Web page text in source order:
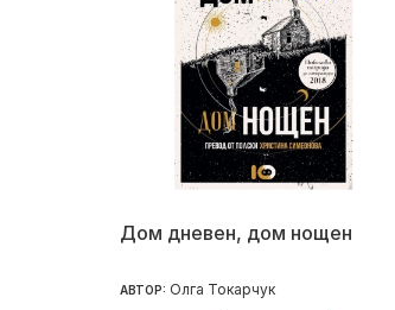
Дом дневен, дом нощен
АВТОР: Олга Токарчук